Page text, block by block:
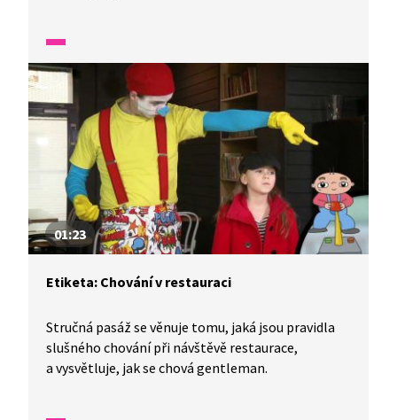
01:23
Etiketa: Chování v restauraci
Stručná pasáž se věnuje tomu, jaká jsou pravidla
slušného chování při návštěvě restaurace,
a vysvětluje, jak se chová gentleman.